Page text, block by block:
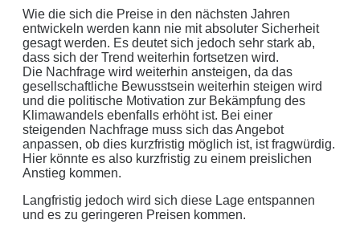
einverstanden. Wir geben Ihre Daten nicht ohne Ihre ausdrückliche
Zustimmung an Dritte weiter. Wir verwenden Ihre Daten nicht zu
Werbezwecken in Form von Newslettern oder sonstigen
Werbeformaten.
REGIONAL. PERSÖNLICH. TYPISCH
NORDDEUTSCH.
Sie erhalten einen Anruf von uns innerhalb von48
Stunden.Getreu unser Markenpersönlichkeit
behandeln wir Ihr Anliegen von der ersten Minute an
mit den altbewährten norddeutschenkaufmännischen
Wie die sich die Preise in den nächsten Jahren
entwickeln werden kann nie mit absoluter Sicherheit
gesagt werden. Es deutet sich jedoch sehr stark ab,
dass sich der Trend weiterhin fortsetzen wird.
Die Nachfrage wird weiterhin ansteigen, da das
gesellschaftliche Bewusstsein weiterhin steigen wird
und die politische Motivation zur Bekämpfung des
Klimawandels ebenfalls erhöht ist. Bei einer
steigenden Nachfrage muss sich das Angebot
anpassen, ob dies kurzfristig möglich ist, ist fragwürdig.
Hier könnte es also kurzfristig zu einem preislichen
Anstieg kommen.
Langfristig jedoch wird sich diese Lage entspannen
und es zu geringeren Preisen kommen.